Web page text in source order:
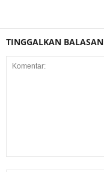
TINGGALKAN BALASAN